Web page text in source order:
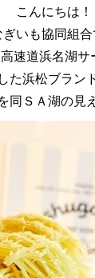
こんにちは！
ぎいも協同組合
速道浜名湖
た浜松ブラン
同ＳＡ湖の見